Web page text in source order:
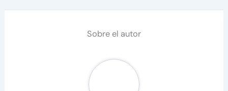
Sobre el autor